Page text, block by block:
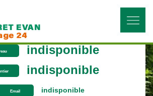
indisponible
indisponible
Email indisponible
RAPPELLE GRATUITEMENT